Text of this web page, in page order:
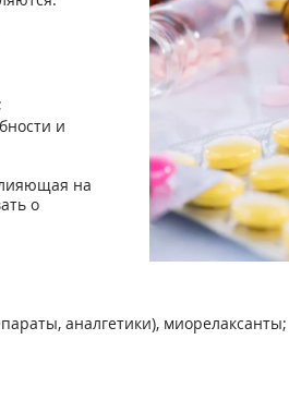
и
на
о
аналгетики), миорелаксанты;